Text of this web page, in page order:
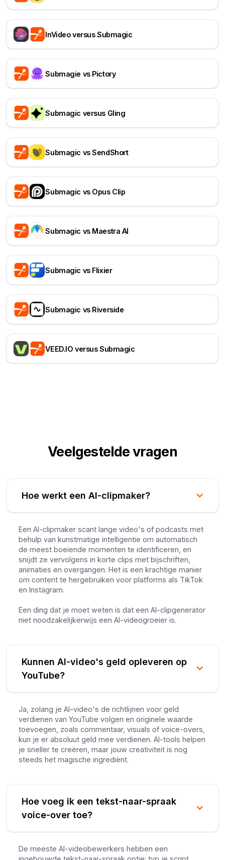
InVideo versus Submagic
Submagie vs Pictory
Submagic versus Gling
Submagic vs SendShort
Submagic vs Opus Clip
Submagic vs Maestra AI
Submagic vs Flixier
Submagic vs Riverside
VEED.IO versus Submagic
Veelgestelde vragen
Hoe werkt een AI-clipmaker?
Een AI-clipmaker scant lange video's of podcasts met
behulp van kunstmatige intelligentie om automatisch
de meest boeiende momenten te identificeren, en
snijdt ze vervolgens in korte clips met bijschriften,
animaties en overgangen. Het is een krachtige manier
om content te hergebruiken voor platforms als TikTok
en Instagram.
Een ding dat je moet weten is dat een AI-clipgenerator
niet noodzakelijkerwijs een AI-videogroeier is.
Kunnen AI-video's geld opleveren op
YouTube?
Ja, zolang je AI-video's de richtlijnen voor geld
verdienen van YouTube volgen en originele waarde
toevoegen, zoals commentaar, visuals of voice-overs,
kun je er absoluut geld mee verdienen. AI-tools helpen
je sneller te creëren, maar jouw creativiteit is nog
steeds het magische ingrediënt.
Hoe voeg ik een tekst-naar-spraak
voice-over toe?
De meeste AI-videobewerkers hebben een